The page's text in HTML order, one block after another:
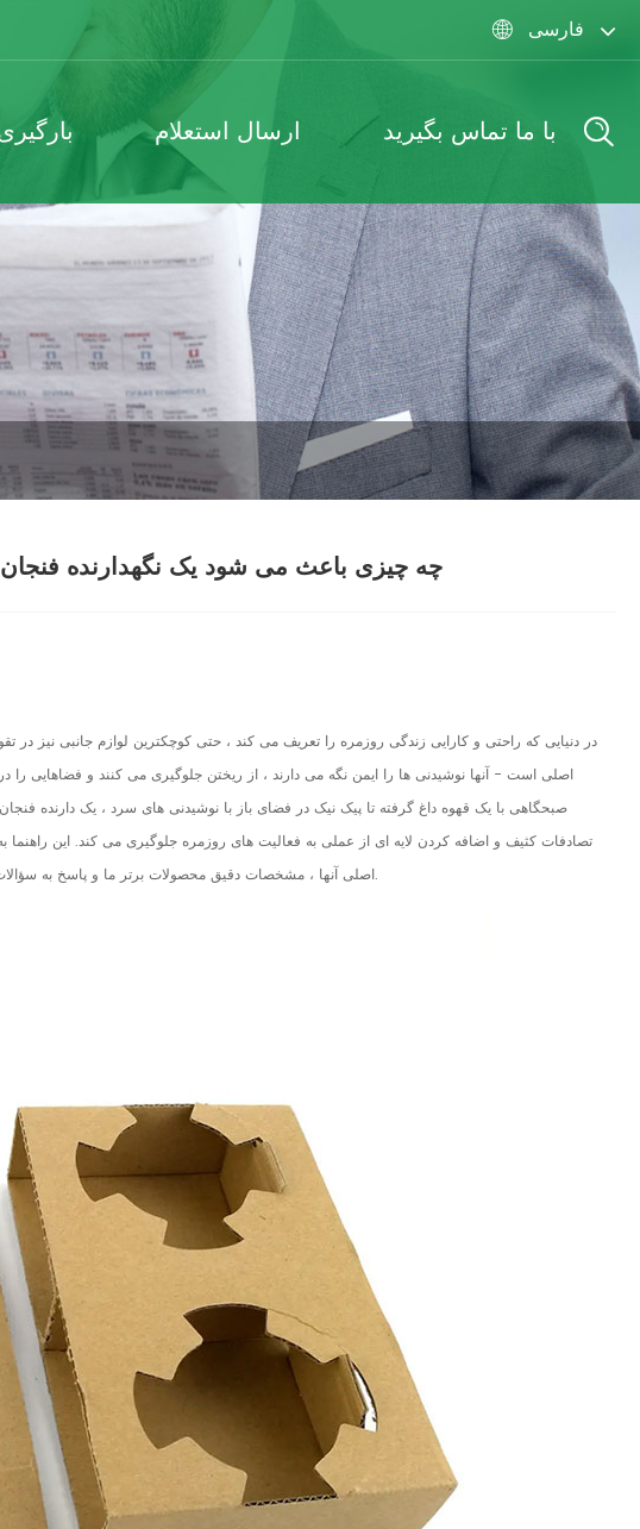
 فارسی
ارسال استعلام با ما تماس بگیرید
چه چیزی باعث می شود یک نگهدارنده
در دنیایی که راحتی و کارایی زندگی روزمره را تعریف می کند ، حتی کوچکترین لوازم جانبی نیز در
اصلی است - آنها نوشیدنی ها را ایمن نگه می دارند ، از ریختن جلوگیری می کنند و فضاهایی
صبحگاهی با یک قهوه داغ گرفته تا پیک نیک در فضای باز با نوشیدنی های سرد ، یک دارنده
تصادفات کثیف و اضافه کردن لایه ای از عملی به فعالیت های روزمره جلوگیری می کند. این
اصلی آنها ، مشخصات دقیق محصولات برتر ما و پاسخ به سؤالات مشترک ، به شما در انتخاب راه حل مناسب برای نیازهای خود کمک می کنند.